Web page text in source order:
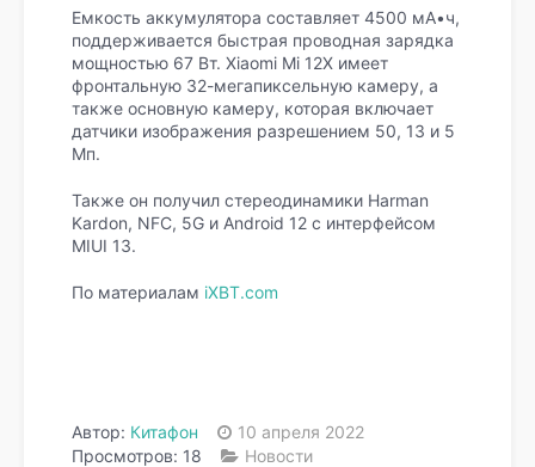
Емкость аккумулятора составляет 4500 мА•ч,
поддерживается быстрая проводная зарядка
мощностью 67 Вт. Xiaomi Mi 12X имеет
фронтальную 32-мегапиксельную камеру, а
также основную камеру, которая включает
датчики изображения разрешением 50, 13 и 5
Мп.
Также он получил стереодинамики Harman
Kardon, NFC, 5G и Android 12 с интерфейсом
MIUI 13.
По материалам iXBT.com
Автор: Китафон
10 апреля 2022
Просмотров: 18
Новости